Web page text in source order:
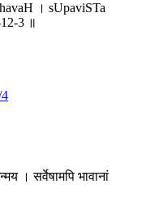
। sUpaviSTa
3 ॥
। सर्वेषामपि भावानां